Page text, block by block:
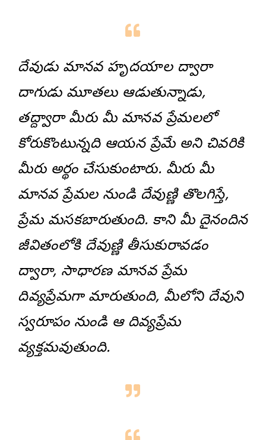
దేవుడు మానవ హృదయాల ద్వారా
దాగుడు మూతలు ఆడుతున్నాడు,
తద్ద్వారా మీరు మీ మానవ ప్రేమలలో
కోరుకొంటున్నది ఆయన ప్రేమే అని చివరికి
మీరు అర్థం చేసుకుంటారు. మీరు మీ
మానవ ప్రేమల నుండి దేవుణ్ణి తొలగిస్తే,
ప్రేమ మసకబారుతుంది. కాని మీ దైనందిన
జీవితంలోకి దేవుణ్ణి తీసుకురావడం
ద్వారా, సాధారణ మానవ ప్రేమ
దివ్యప్రేమగా మారుతుంది, మీలోని దేవుని
స్వరూపం నుండి ఆ దివ్యప్రేమ
వ్యక్తమవుతుంది.